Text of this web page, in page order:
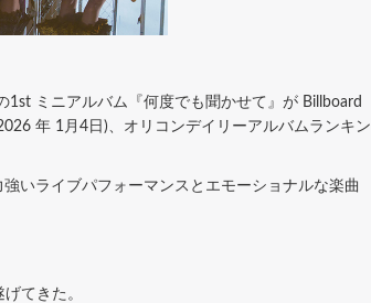
1st ミニアルバム『何度でも聞かせて』が Billboard
年 1月4日)、オリコンデイリーアルバムランキン
いライブパフォーマンスとエモーショナルな楽曲
てきた。